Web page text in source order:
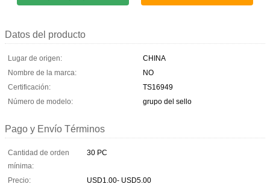
Datos del producto
Lugar de origen:
CHINA
Nombre de la marca:
NO
Certificación:
TS16949
Número de modelo:
grupo del sello
Pago y Envío Términos
Cantidad de orden
mínima:
30 PC
Precio:
USD1.00- USD5.00